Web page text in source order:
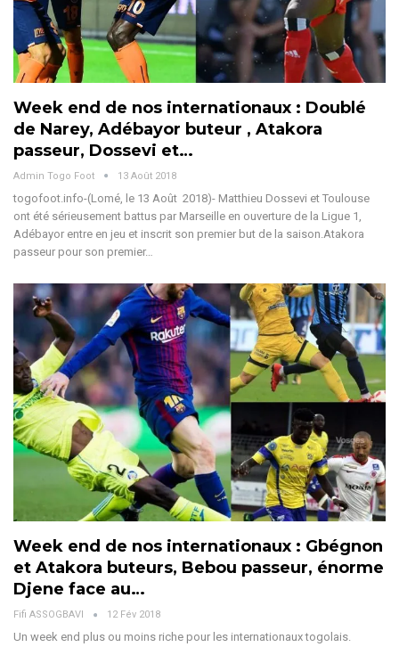
Week end de nos internationaux : Doublé
de Narey, Adébayor buteur , Atakora
passeur, Dossevi et…
Admin Togo Foot 13 Août 2018
togofoot.info-(Lomé, le 13 Août 2018)- Matthieu Dossevi et Toulouse
ont été sérieusement battus par Marseille en ouverture de la Ligue 1,
Adébayor entre en jeu et inscrit son premier but de la saison.Atakora
passeur pour son premier…
Week end de nos internationaux : Gbégnon
et Atakora buteurs, Bebou passeur, énorme
Djene face au…
Fifi ASSOGBAVI 12 Fév 2018
Un week end plus ou moins riche pour les internationaux togolais.